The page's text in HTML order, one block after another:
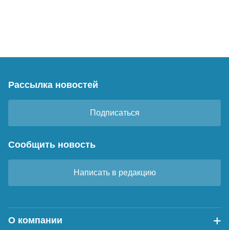
Рассылка новостей
Подписаться
Сообщить новость
Написать в редакцию
О компании